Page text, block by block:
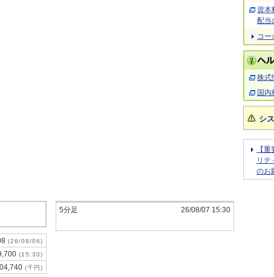
(26/08/06)
(15:30)
(千円)
5分足 26/08/07 15:30
資本
配当
コー
株式
国内
シ
【
リテ
のお